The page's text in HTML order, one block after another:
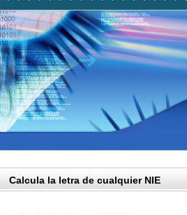
Calcula la letra de cualquier NIE